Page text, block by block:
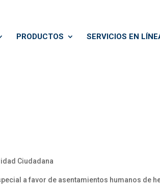
PRODUCTOS SERVICIOS EN
Ciudadana
a favor de asentamientos humanos de